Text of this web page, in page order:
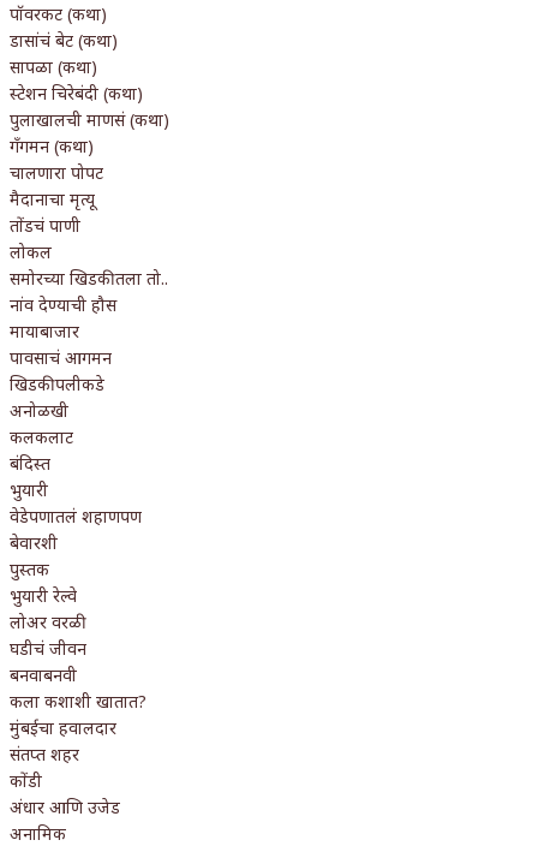
पॉवरकट (कथा)
डासांचं बेट (कथा)
सापळा (कथा)
स्टेशन चिरेबंदी (कथा)
पुलाखालची माणसं (कथा)
गँगमन (कथा)
चालणारा पोपट
मैदानाचा मृत्यू
तोंडचं पाणी
लोकल
समोरच्या खिडकीतला तो..
नांव देण्याची हौस
मायाबाजार
पावसाचं आगमन
खिडकीपलीकडे
अनोळखी
कलकलाट
बंदिस्त
भुयारी
वेडेपणातलं शहाणपण
बेवारशी
पुस्तक
भुयारी रेल्वे
लोअर वरळी
घडीचं जीवन
बनवाबनवी
कला कशाशी खातात?
मुंबईचा हवालदार
संतप्त शहर
कोंडी
अंधार आणि उजेड
अनामिक